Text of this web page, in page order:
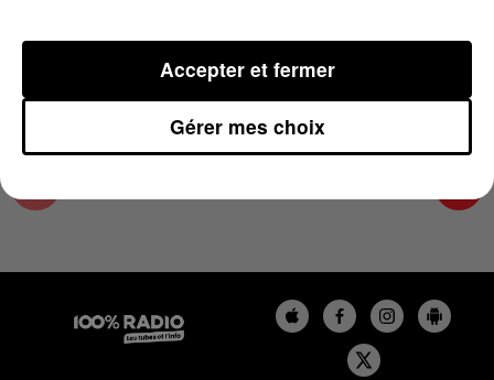
Les infos de l'Aude
Gérer mes choix
Accepter et fermer